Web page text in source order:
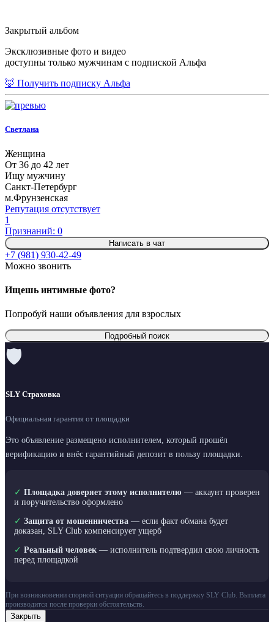
Закрытый альбом
Эксклюзивные фото и видео
доступны только мужчинам с подпиской Альфа
🦊 Получить подписку Альфа
Светлана
Женщина
От 36 до 42 лет
Ищу мужчину
Санкт-Петербург
м.Фрунзенская
Репутация отсутствует
1
Признаний: 0
Написать в чат
+7 (981) 930-42-49
Можно звонить
Ищешь интимные фото?
Попробуй наши объявления для взрослых
Подробный поиск
🛡
SLY Страховка
Официальная гарантия от площадки
Это объявление размещено исполнителем, который прошёл
верификацию и внёс гарантийный депозит в пользу площадки.
✓ Площадка доверяет этому исполнителю — аккаунт проверен
и поручительство оформлено
✓ Защита от мошенничества — если факт обмана будет
доказан, SLY Club компенсирует ущерб
✓ Реальный человек — исполнитель подтвердил свою личность
перед площадкой
При возникновении спорной ситуации обращайтесь в поддержку SLY Club. Выплата
производится после проверки обстоятельств.
Закрыть